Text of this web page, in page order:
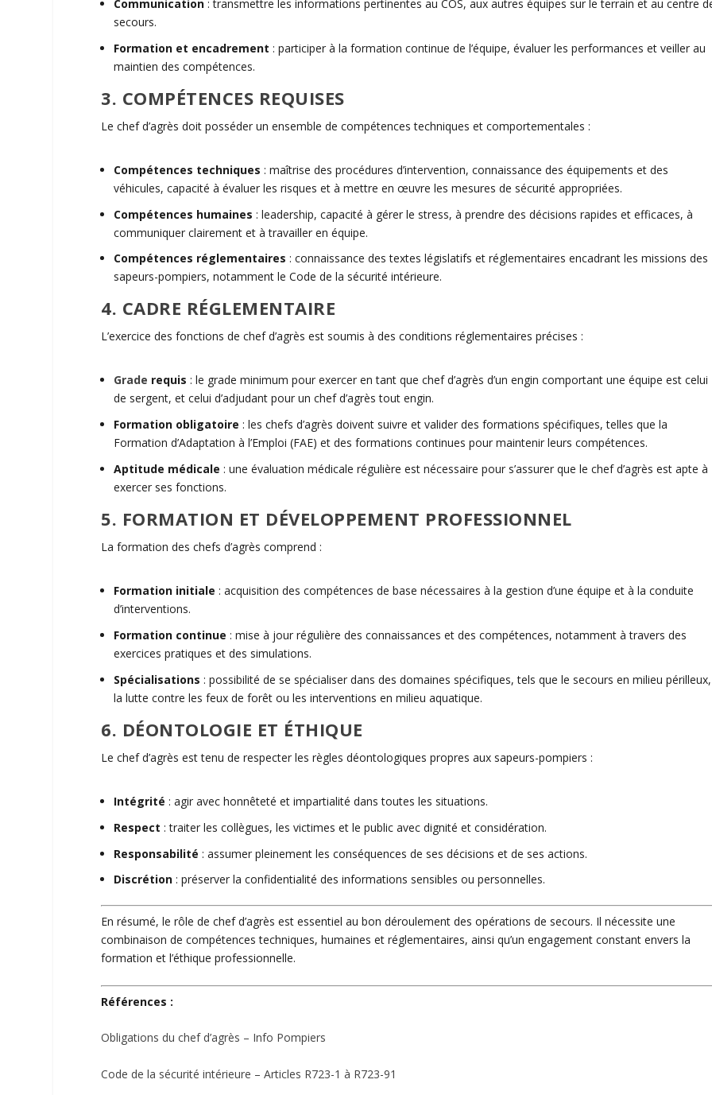
Communication :transmettre les informations pertinentes au COS, aux autres équipes sur le terrain et au centre
secours.
Formation et encadrement :participer à la formation continue de l’équipe, évaluer les performances et veiller au
maintien des compétences.
3. COMPÉTENCES REQUISES
Lechef d’agrès doit posséder un ensemble de compétences techniques et comportementales :
Compétences techniques :maîtrise des procédures d’intervention, connaissance des équipements et des
véhicules, capacité à évaluer les risques et à mettre en œuvre les mesures de sécurité appropriées.
Compétences humaines :leadership, capacité à gérer le stress, à prendre des décisions rapides et efficaces, à
communiquer clairement et à travailler en équipe.
Compétences réglementaires :connaissance des textes législatifs et réglementaires encadrant les missions des
sapeurs-pompiers, notamment le Code de la sécurité intérieure.
4. CADRE RÉGLEMENTAIRE
L’exercice des fonctions dechef d’agrès est soumis à des conditions réglementaires précises :
Grade requis :le grade minimum pour exercer en tant quechef d’agrès d’un engin comportant une équipe est celui
de sergent, et celui d’adjudant pour unchef d’agrès tout engin.
Formation obligatoire :les chefs d’agrès doivent suivre et valider des formations spécifiques, telles que la
Formation d’Adaptation à l’Emploi (FAE) et des formations continues pour maintenir leurs compétences.
Aptitude médicale :une évaluation médicale régulière est nécessaire pour s’assurer que lechef d’agrès est apte à
exercer ses fonctions.
5. FORMATION ET DÉVELOPPEMENT PROFESSIONNEL
La formation des chefs d’agrès comprend :
Formation initiale :acquisition des compétences de base nécessaires à la gestion d’une équipe et à la conduite
d’interventions.
Formation continue :mise à jour régulière des connaissances et des compétences, notamment à travers des
exercices pratiques et des simulations.
Spécialisations :possibilité de se spécialiser dans des domaines spécifiques, tels que le secours en milieu périlleux,
lalutte contre les feux de forêt ou les interventions en milieu aquatique.
6. DÉONTOLOGIE ET ÉTHIQUE
Lechef d’agrès est tenu de respecter les règles déontologiques propres aux sapeurs-pompiers :
Intégrité :agir avec honnêteté et impartialité dans toutes les situations.
Respect :traiter les collègues, les victimes et le public avec dignité et considération.
Responsabilité :assumer pleinement les conséquences de ses décisions et de ses actions.
Discrétion :préserver la confidentialité des informations sensibles ou personnelles.
En résumé, le rôle dechef d’agrès est essentiel au bon déroulement des opérations de secours. Il nécessite une
combinaison de compétences techniques, humaines et réglementaires, ainsi qu’un engagement constant envers la
formation et l’éthique professionnelle.
Références :
Obligations duchef d’agrès – Info Pompiers
Code de la sécurité intérieure – Articles R723-1 à R723-91